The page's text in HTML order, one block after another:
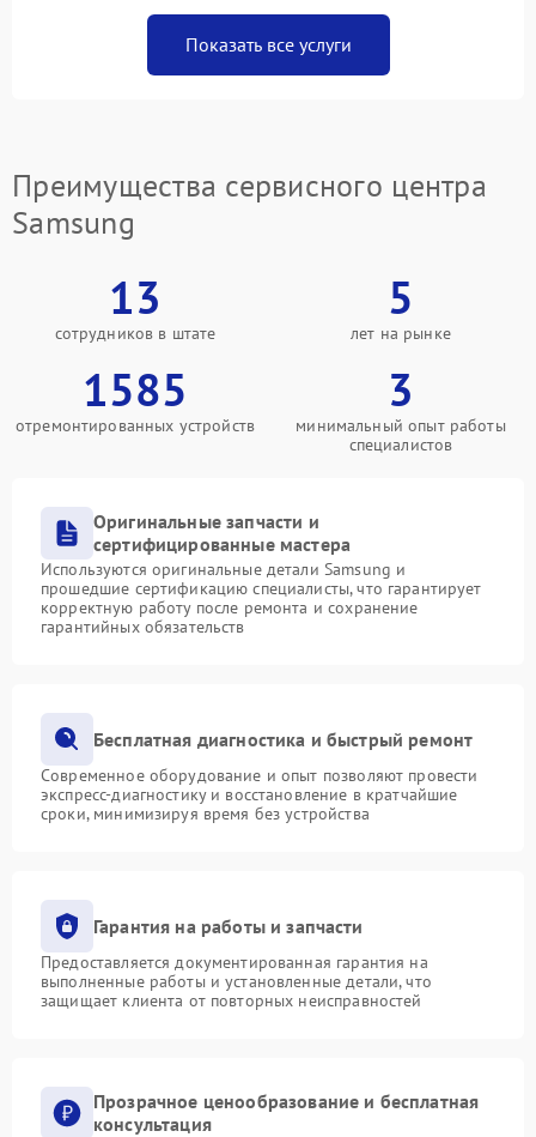
Показать все услуги
Преимущества сервисного центра
Samsung
13
сотрудников в штате
5
лет на рынке
1585
отремонтированных устройств
3
минимальный опыт работы
специалистов
Оригинальные запчасти и
сертифицированные мастера
Используются оригинальные детали Samsung и
прошедшие сертификацию специалисты, что гарантирует
корректную работу после ремонта и сохранение
гарантийных обязательств
Бесплатная диагностика и быстрый ремонт
Современное оборудование и опыт позволяют провести
экспресс-диагностику и восстановление в кратчайшие
сроки, минимизируя время без устройства
Гарантия на работы и запчасти
Предоставляется документированная гарантия на
выполненные работы и установленные детали, что
защищает клиента от повторных неисправностей
Прозрачное ценообразование и бесплатная
консультация